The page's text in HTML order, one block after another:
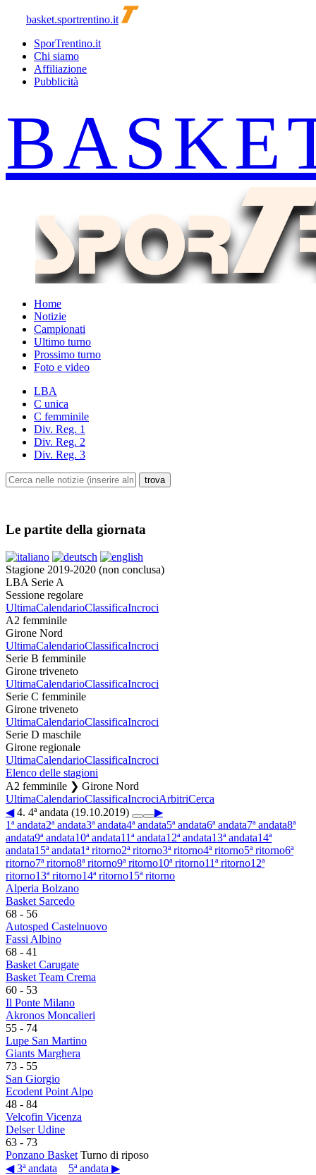
basket.sportrentino.it
SporTrentino.it
Chi siamo
Affiliazione
Pubblicità
Home
Notizie
Campionati
Ultimo turno
Prossimo turno
Foto e video
LBA
C unica
C femminile
Div. Reg. 1
Div. Reg. 2
Div. Reg. 3
Le partite della giornata
Stagione 2019-2020 (non conclusa)
LBA Serie A
Sessione regolare
UltimaCalendarioClassificaIncroci
A2 femminile
Girone Nord
UltimaCalendarioClassificaIncroci
Serie B femminile
Girone triveneto
UltimaCalendarioClassificaIncroci
Serie C femminile
Girone triveneto
UltimaCalendarioClassificaIncroci
Serie D maschile
Girone regionale
UltimaCalendarioClassificaIncroci
Elenco delle stagioni
A2 femminile ❯ Girone Nord
UltimaCalendarioClassificaIncrociArbitriCerca
◀4. 4ª andata (19.10.2019)
▶
1ª andata2ª andata3ª andata4ª andata5ª andata6ª andata7ª andata8ª
andata9ª andata10ª andata11ª andata12ª andata13ª andata14ª
andata15ª andata1ª ritorno2ª ritorno3ª ritorno4ª ritorno5ª ritorno6ª
ritorno7ª ritorno8ª ritorno9ª ritorno10ª ritorno11ª ritorno12ª
ritorno13ª ritorno14ª ritorno15ª ritorno
Alperia Bolzano
Basket Sarcedo
68 - 56
Autosped Castelnuovo
Fassi Albino
68 - 41
Basket Carugate
Basket Team Crema
60 - 53
Il Ponte Milano
Akronos Moncalieri
55 - 74
Lupe San Martino
Giants Marghera
73 - 55
San Giorgio
Ecodent Point Alpo
48 - 84
Velcofin Vicenza
Delser Udine
63 - 73
Ponzano Basket Turno di riposo
◀ 3ª andata
5ª andata ▶